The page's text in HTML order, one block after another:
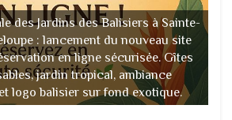
des Jardins des Balisiers à Sainte-
: lancement du nouveau site
en ligne sécurisée. Gîtes
jardin tropical, ambiance
logo balisier sur fond exotique.